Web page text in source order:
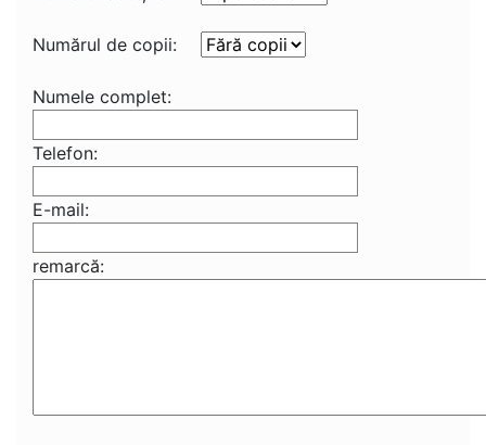
Numărul de copii:
Numele complet:
Telefon:
E-mail:
remarcă: